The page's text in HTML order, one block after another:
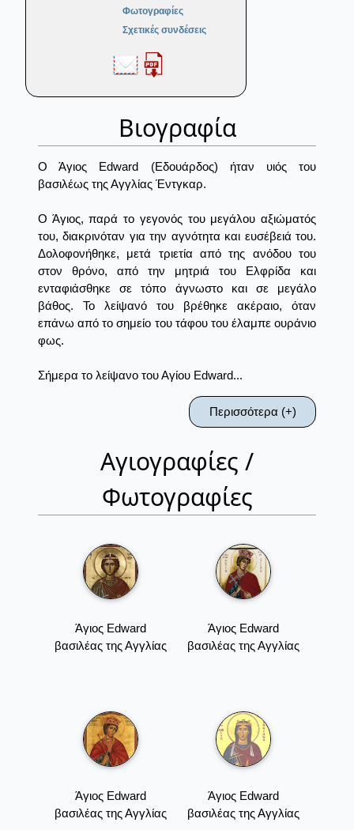
Φωτογραφίες
Σχετικές συνδέσεις
Βιογραφία
Ο Άγιος Edward (Εδουάρδος) ήταν υιός του
βασιλέως της Αγγλίας Έντγκαρ.
Ο Άγιος, παρά το γεγονός του μεγάλου αξιώματός
του, διακρινόταν για την αγνότητα και ευσέβειά του.
Δολοφονήθηκε, μετά τριετία από της ανόδου του
στον θρόνο, από την μητριά του Ελφρίδα και
ενταφιάσθηκε σε τόπο άγνωστο και σε μεγάλο
βάθος. Το λείψανό του βρέθηκε ακέραιο, όταν
επάνω από το σημείο του τάφου του έλαμπε ουράνιο
φως.
Σήμερα το λείψανο του Αγίου Edward...
Περισσότερα (+)
Αγιογραφίες /
Φωτογραφίες
Άγιος Edward
βασιλέας της Αγγλίας
Άγιος Edward
βασιλέας της Αγγλίας
Άγιος Edward
βασιλέας της Αγγλίας
Άγιος Edward
βασιλέας της Αγγλίας